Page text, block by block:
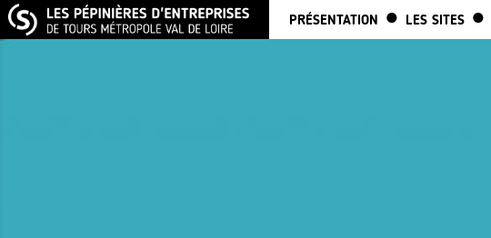
PRÉSENTATION LES SITES